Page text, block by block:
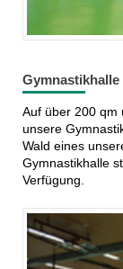
Gymnastikhalle
Auf über 200 qm
unsere
Wald eines
Gymnastikhalle
Verfügung.